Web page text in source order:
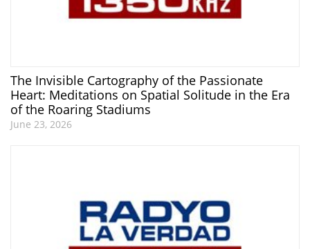
The Invisible Cartography of the Passionate
Heart: Meditations on Spatial Solitude in the Era
of the Roaring Stadiums
June 23, 2026